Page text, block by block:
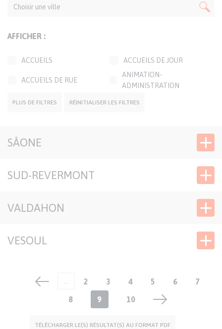
CARTE
AFFICHER :
ACCUEILS ACCUEILS DE JOUR
ACCUEILS DE RUE
ANIMATION-
ADMINISTRATION
BOUTIQUES SOLIDAIRES
CAFÉS SOLIDAIRES
GROUPES CONVIVIAUX
PLUS DE FILTRES RÉINITIALISER LES FILTRES
SÂONE
SUD-REVERMONT
VALDAHON
VESOUL
Pagination Page
2 Page
3 Page
4 Page
5 Page
6 Page
7
Page
8
Page
9 Page
10
TÉLÉCHARGER LE(S) RÉSULTAT(S) AU FORMAT PDF